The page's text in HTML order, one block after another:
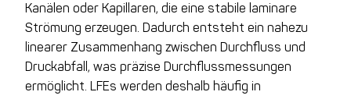
Kanälen oder Kapillaren, die eine stabile laminare
Strömung erzeugen. Dadurch entsteht ein nahezu
linearer Zusammenhang zwischen Durchfluss und
Druckabfall, was präzise Durchflussmessungen
ermöglicht. LFEs werden deshalb häufig in